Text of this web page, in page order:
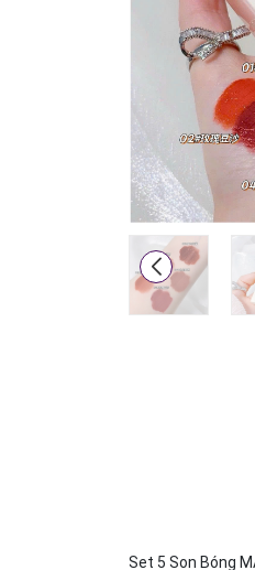
Set 5 Son Bóng